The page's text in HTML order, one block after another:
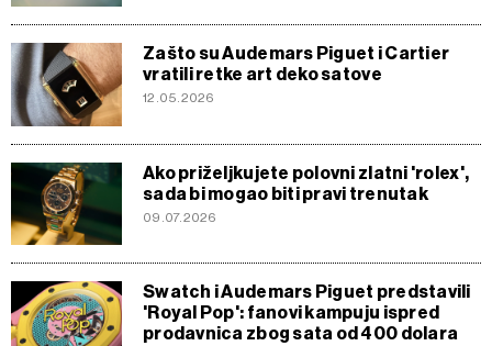
Zašto su Audemars Piguet i Cartier
vratili retke art deko satove
12.05.2026
Ako priželjkujete polovni zlatni 'rolex',
sada bi mogao biti pravi trenutak
09.07.2026
Swatch i Audemars Piguet predstavili
'Royal Pop': fanovi kampuju ispred
prodavnica zbog sata od 400 dolara